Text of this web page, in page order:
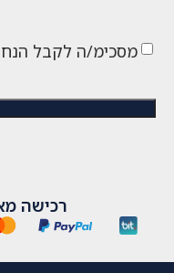
מסכימ/ה לקבל
רכישה